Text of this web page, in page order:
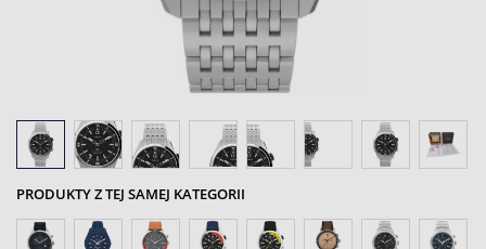
PRODUKTY Z TEJ SAMEJ KATEGORII